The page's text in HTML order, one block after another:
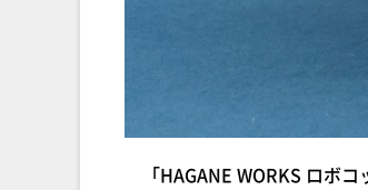
「HAGANE WORKS ロボ